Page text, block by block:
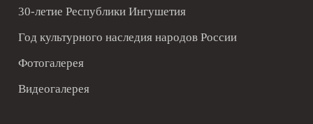
30-летие Республики Ингушетия
Год культурного наследия народов России
Фотогалерея
Видеогалерея